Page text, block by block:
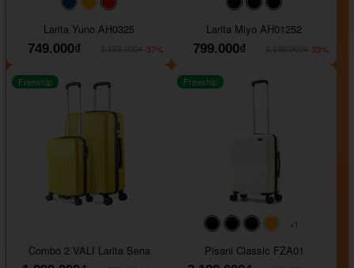
#093f69#ffa500
Larita Yuno AH0325
749.000₫
-37%
#000000#000000
Larita Miyo AH01252
799.000₫
-33%
Freeship
Combo 2 VALI Larita Sena
#000000#000000#000000
+1
Freeship
Pisani Classic FZA01